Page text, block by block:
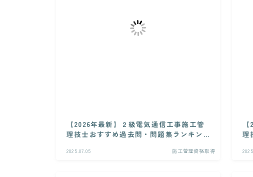
【2026年最新】２級電気通信工事施工管
理技士おすすめ過去問・問題集ランキン
2025.07.05 施工管理資格取得
理